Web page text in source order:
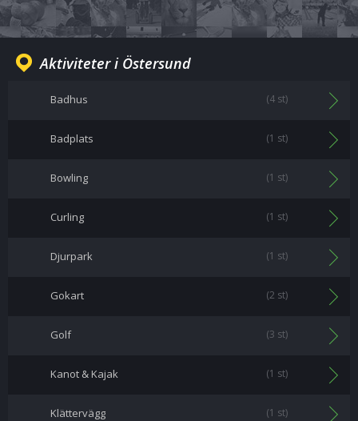
Aktiviteter i Östersund
Badhus (4 st)
Badplats (1 st)
Bowling (1 st)
Curling (1 st)
Djurpark (1 st)
Gokart (2 st)
Golf (3 st)
Kanot & Kajak (1 st)
Klättervägg (1 st)